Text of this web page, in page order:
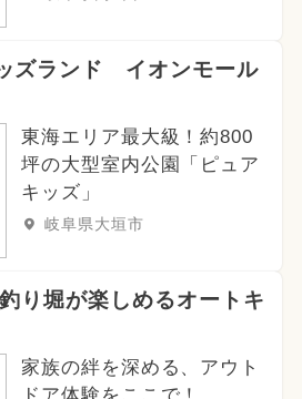
ズランド イオンモール
東海エリア最大級！約800
坪の大型室内公園「ピュア
キッズ」
岐阜県大垣市
り堀が楽しめるオートキ
家族の絆を深める、アウト
ドア体験をここで！